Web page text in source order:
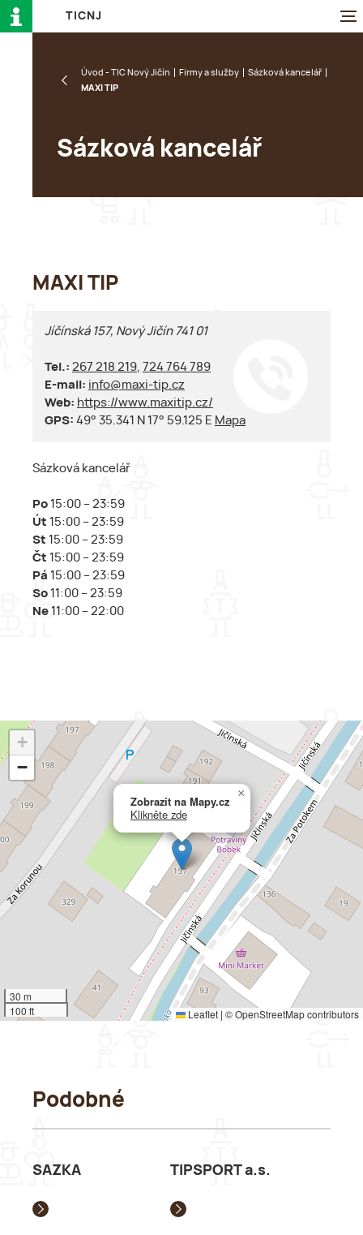
TI CN J
Úvod - TIC Nový Jičín Firmy a služby
Sázková kancelář
MAXI TIP
Sázková kancelář
MAXI TIP
Jíčínská 157, Nový Jičín 741 01
Tel.: 267 218 219, 724 764 789
E-mail: info@maxi-tip.cz
Web: https://www.maxitip.cz/
GPS: 49° 35.341 N 17° 59.125 E Mapa
Sázková kancelář
Po 15:00 – 23:59
Út 15:00 – 23:59
St 15:00 – 23:59
Čt 15:00 – 23:59
Pá 15:00 – 23:59
So 11:00 – 23:59
Ne 11:00 – 22:00
Zobrazit na Mapy.cz
Klikněte zde
×
+
−
30 m
100 ft
Leaflet | ©OpenStreetMapcontributors
Podobné
SAZKA TIPSPORT a.s.